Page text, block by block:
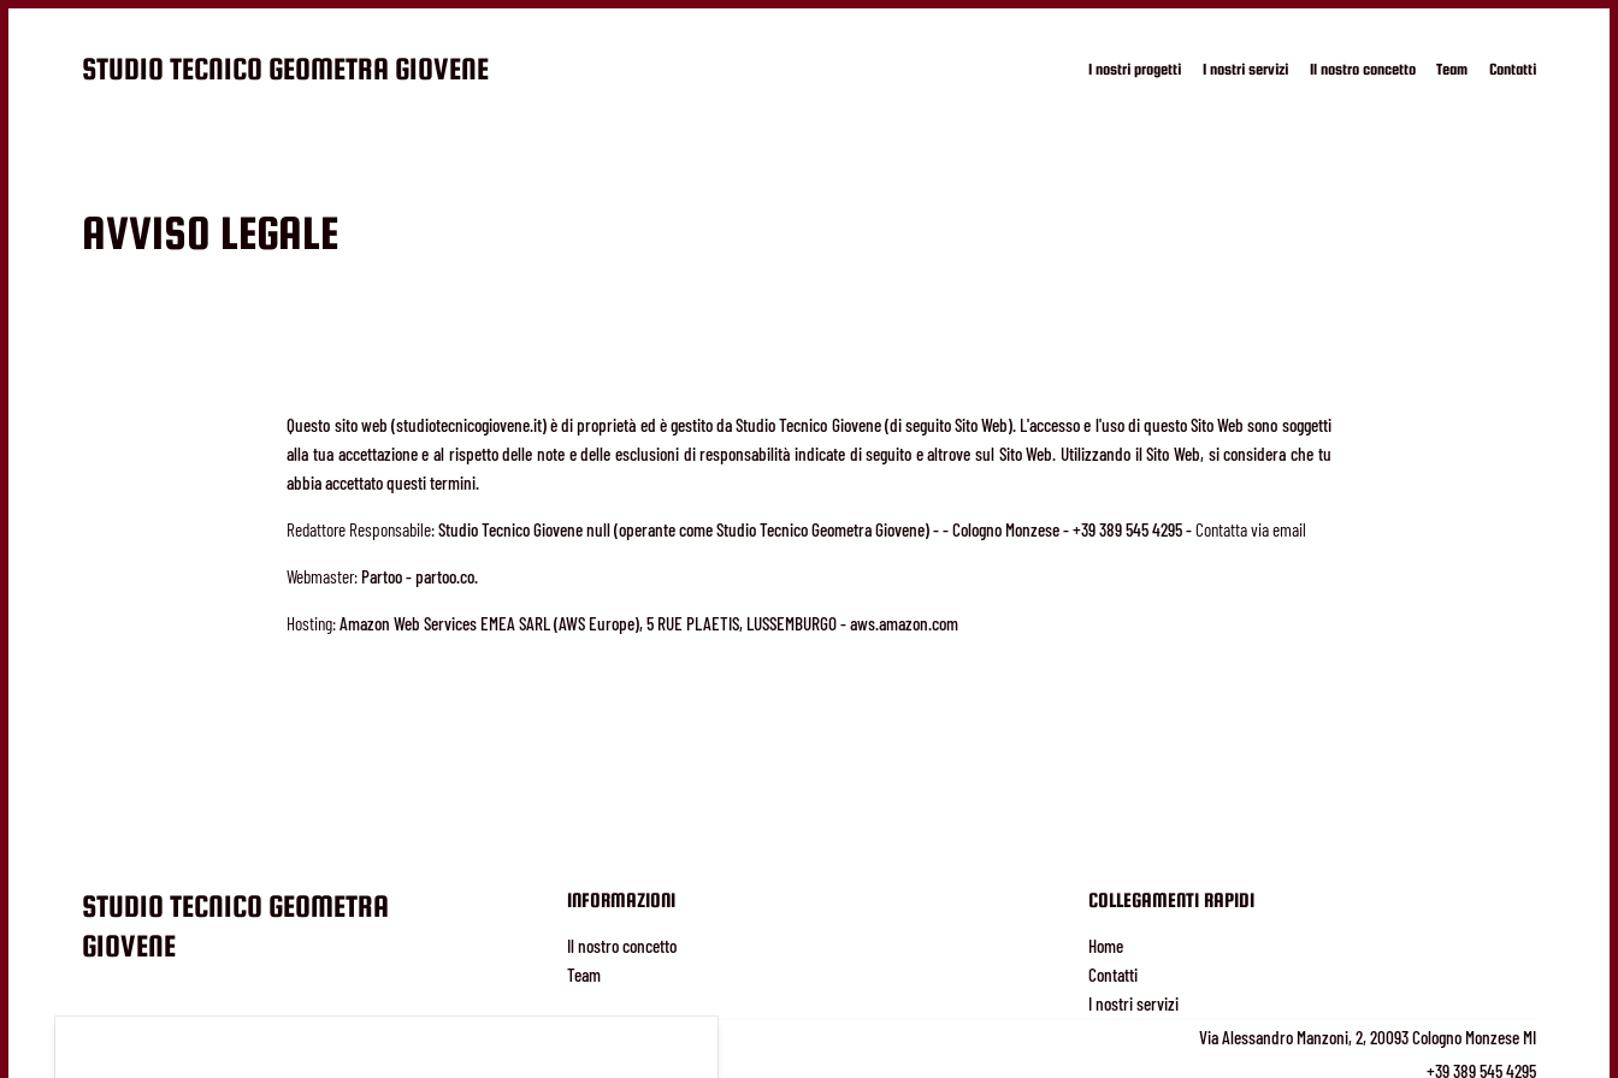
STUDIO TECNICO GEOMETRA GIOVENE I nostri progetti I nostri servizi Il nostro concetto Team Contatti
AVVISO LEGALE
Questo sito web (studiotecnicogiovene.it) è di proprietà ed è gestito da Studio Tecnico Giovene (di seguito Sito Web). L'accesso e l'uso di questo Sito Web sono soggetti
alla tua accettazione e al rispetto delle note e delle esclusioni di responsabilità indicate di seguito e altrove sul Sito Web. Utilizzando il Sito Web, si considera che tu
abbia accettato questi termini.
Redattore Responsabile:Studio Tecnico Giovene null (operante come Studio Tecnico Geometra Giovene) - - Cologno Monzese - +39 389 545 4295 -Contatta via email
Webmaster: Partoo - partoo.co.
Hosting:Amazon Web Services EMEA SARL (AWS Europe), 5 RUE PLAETIS, LUSSEMBURGO - aws.amazon.com
STUDIO TECNICO GEOMETRA
GIOVENE
INFORMAZIONI
Il nostro concetto
Team
COLLEGAMENTI RAPIDI
Home
Contatti
I nostri servizi
Via Alessandro Manzoni, 2, 20093 Cologno Monzese MI
+39 389 545 4295